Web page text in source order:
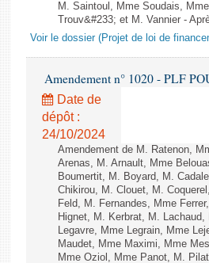
M. Saintoul, Mme Soudais,
Trouv&#233; et M. Vannier -
Voir le dossier (Projet de loi de
Amendement n° 1020 - PLF
Date de
dépôt :
24/10/2024
Amendement de M. Ratenon,
Arenas, M. Arnault, Mme
Boumertit, M. Boyard, M.
Chikirou, M. Clouet, M.
Feld, M. Fernandes, Mme
Hignet, M. Kerbrat, M.
Legavre, Mme Legrain, Mme
Maudet, Mme Maximi, Mme
Mme Oziol, Mme Panot, M.